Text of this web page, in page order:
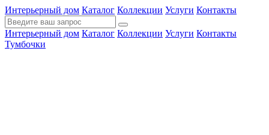
Интерьерный дом Каталог Коллекции Услуги Контакты
Интерьерный дом Каталог Коллекции Услуги Контакты
Тумбочки